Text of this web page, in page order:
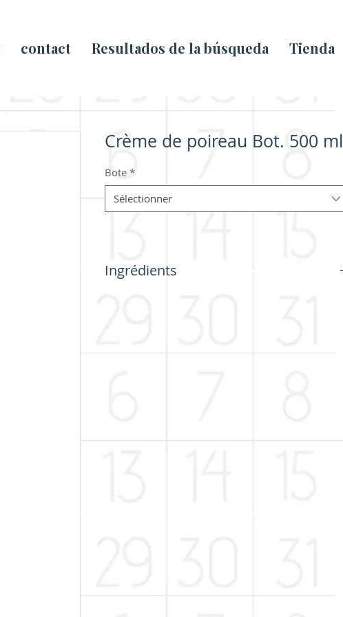
contact Resultados de la búsqueda Tienda
Crème de poireau Bot. 500 ml
Bote *
Sélectionner
Ingrédients